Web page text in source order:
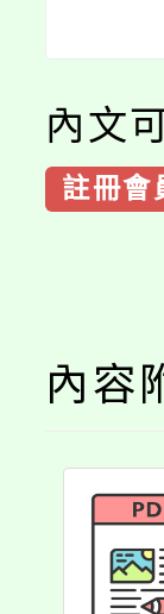
內文
註冊會
內容